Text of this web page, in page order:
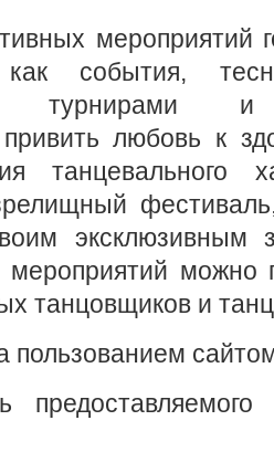
мероприятий
как события,
турнирами и
любовь к
танцевального
эксклюзивным
мероприятий можно
танцовщиков и
пользованием